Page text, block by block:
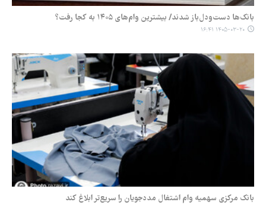
بانک‌ها دست‌ودل‌باز شدند/ بیشترین وام‌های ۱۴۰۵ به کجا رفت؟
۱۴۰۵-۰۳-۲۰ ۱۶:۴۱
بانک مرکزی سهمیه وام اشتغال مددجویان را سریع‌تر ابلاغ کند